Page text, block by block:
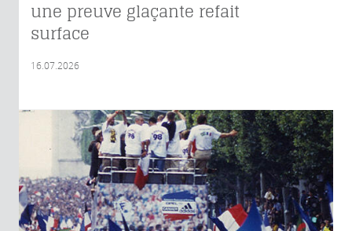
une preuve glaçante refait
surface
16.07.2026